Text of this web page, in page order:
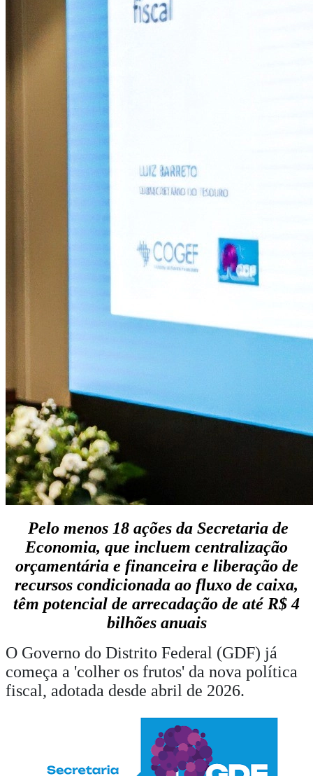
Pelo menos 18 ações da Secretaria de
Economia, que incluem centralização
orçamentária e financeira e liberação de
recursos condicionada ao fluxo de caixa,
têm potencial de arrecadação de até R$ 4
bilhões anuais
O Governo do Distrito Federal (GDF) já
começa a 'colher os frutos' da nova política
fiscal, adotada desde abril de 2026.